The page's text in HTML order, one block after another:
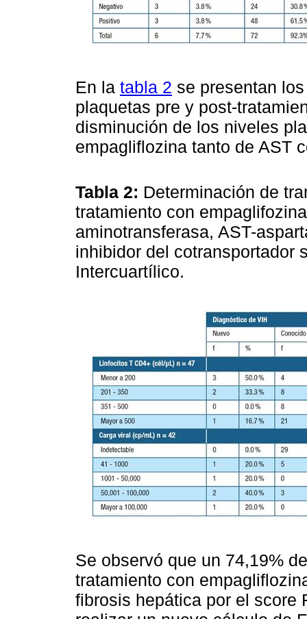
En la tabla 2 se presentan
plaquetas pre y post-
disminución de los niveles
empagliflozina tanto de AST
Tabla 2: Determinación de
tratamiento con
aminotransferasa, AST-
inhibidor del cotransportador
Intercuartílico.
Se observó que un 74,19%
tratamiento con
fibrosis hepática por el score